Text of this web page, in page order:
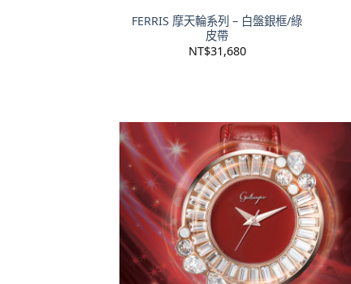
FERRIS 摩天輪系列 – 白盤銀框/綠
皮帶
NT$31,680